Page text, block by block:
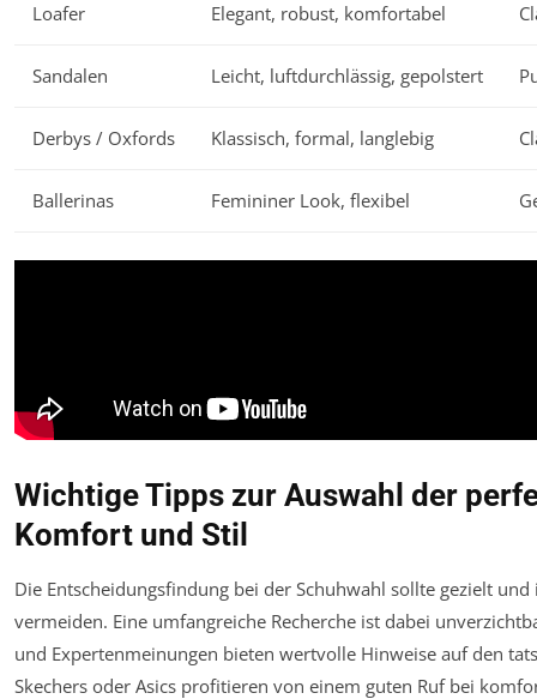
Loafer Elegant, robust, komfortabel
Sandalen Leicht, luftdurchlässig, gepolstert
Derbys / Oxfords Klassisch, formal, langlebig
Ballerinas Femininer Look, flexibel
Wichtige Tipps zur Auswahl der
Komfort und Stil
Die Entscheidungsfindung bei der Schuhwahl sollte gezielt
vermeiden. Eine umfangreiche Recherche ist dabei
und Expertenmeinungen bieten wertvolle Hinweise auf den
Skechers oder Asics profitieren von einem guten Ruf bei